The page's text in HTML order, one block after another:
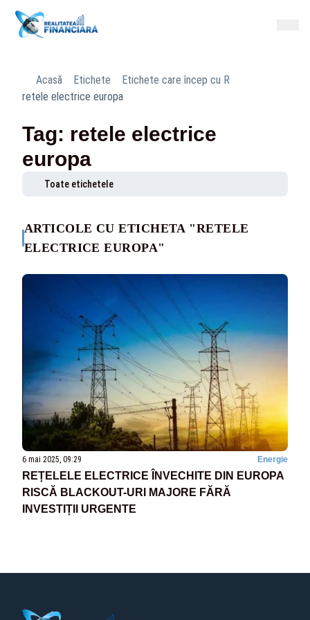
Acasă Etichete
Etichete care încep cu R
retele electrice europa
Tag: retele electrice
europa
Toate etichetele
ARTICOLE CU ETICHETA "RETELE
ELECTRICE EUROPA"
6 mai 2025, 09:29 Energie
REȚELELE ELECTRICE ÎNVECHITE DIN EUROPA
RISCĂ BLACKOUT-URI MAJORE FĂRĂ
INVESTIȚII URGENTE